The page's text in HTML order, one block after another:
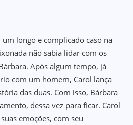
longo e complicado caso na
não sabia lidar com os
Após algum tempo, já
com um homem, Carol lança
das duas. Com isso, Bárbara
dessa vez para ficar. Carol
emoções, com seu